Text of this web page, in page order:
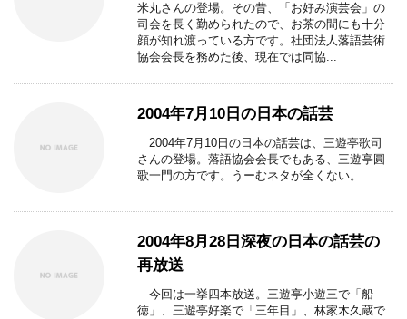
米丸さんの登場。その昔、「お好み演芸会」の
司会を長く勤められたので、お茶の間にも十分
顔が知れ渡っている方です。社団法人落語芸術
協会会長を務めた後、現在では同協...
2004年7月10日の日本の話芸
2004年7月10日の日本の話芸は、三遊亭歌司
さんの登場。落語協会会長でもある、三遊亭圓
歌一門の方です。うーむネタが全くない。
2004年8月28日深夜の日本の話芸の
再放送
今回は一挙四本放送。三遊亭小遊三で「船
徳」、三遊亭好楽で「三年目」、林家木久蔵で